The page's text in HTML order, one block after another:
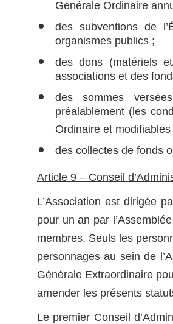
Générale Ordinaire
des subventions de
organismes publics ;
des dons (matériels
associations et des
des sommes
préalablement (les
Ordinaire et
des collectes de fonds
Article 9 – Conseil
L’Association est dirigée
pour un an par
membres. Seuls les
personnages au sein de
Générale Extraordinaire
amender les présents
Le premier Conseil